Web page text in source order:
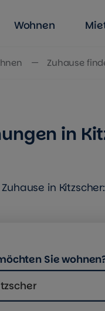
Wohnen
Zuhause
in
in
Sie